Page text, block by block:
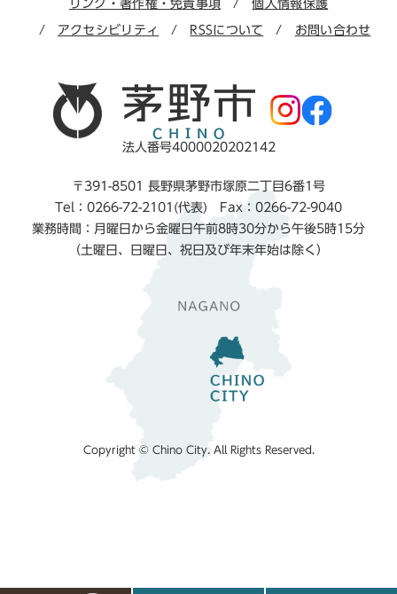
リンク・著作権・免責事項 個人情報保護
アクセシビリティ RSSについて お問い合わせ
法人番号4000020202142
〒391-8501 長野県茅野市塚原二丁目6番1号
Tel：0266-72-2101(代表) Fax：0266-72-9040
業務時間：月曜日から金曜日午前8時30分から午後5時15分
（土曜日、日曜日、祝日及び年末年始は除く）
Copyright © Chino City. All Rights Reserved.